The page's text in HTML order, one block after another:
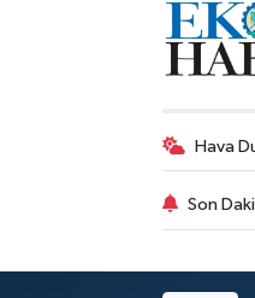
Hava
Son